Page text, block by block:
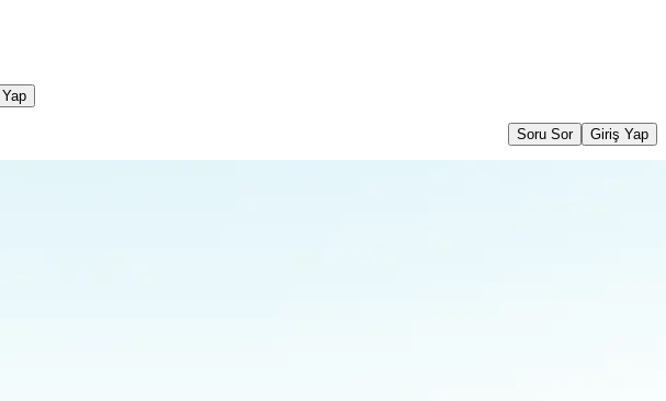
Soru Sor Giriş Yap